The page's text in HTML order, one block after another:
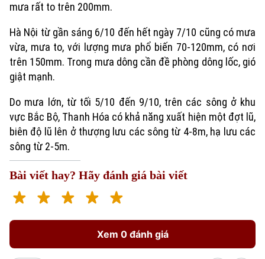
mưa rất to trên 200mm.
Hà Nội từ gần sáng 6/10 đến hết ngày 7/10 cũng có mưa
vừa, mưa to, với lượng mưa phổ biến 70-120mm, có nơi
trên 150mm. Trong mưa dông cần đề phòng dông lốc, gió
giật mạnh.
Do mưa lớn, từ tối 5/10 đến 9/10, trên các sông ở khu
vực Bắc Bộ, Thanh Hóa có khả năng xuất hiện một đợt lũ,
biên độ lũ lên ở thượng lưu các sông từ 4-8m, hạ lưu các
sông từ 2-5m.
Bài viết hay? Hãy đánh giá bài viết
Xem 0 đánh giá